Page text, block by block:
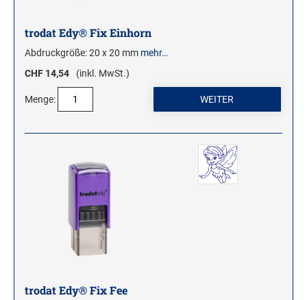
trodat Edy® Fix Einhorn
Abdruckgröße: 20 x 20 mm mehr…
CHF 14,54
(inkl. MwSt.)
Menge:
trodat Edy® Fix Fee